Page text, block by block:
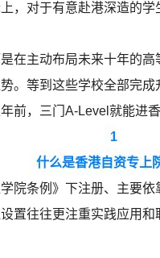
，对于有意赴港深造的
在主动布局未来十年的
。等到这些学校全部完
前，三门A-Level就能进香
1
什么是香港自资专上
院条例》下注册、主要依
置往往更注重实践应用